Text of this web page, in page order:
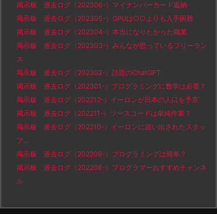
掲示板 過去ログ（202306-）マイナンバーカード返納
掲示板 過去ログ（202305-）GPUは○○よりも入手困難
掲示板 過去ログ（202304-）本当になりたかった職業
掲示板 過去ログ（202303-）みんなが思っているフリーラン
ス
掲示板 過去ログ（202302-）話題のChatGPT
掲示板 過去ログ（202301-）プログラミングに数学は必要？
掲示板 過去ログ（202212-）イーロンが日本の人口を予言
掲示板 過去ログ（202211-）ソースコードは単純作業？
掲示板 過去ログ（202210-）イーロンに追い出されたスタッ
フ…
掲示板 過去ログ（202209-）プログラミングは簡単？
掲示板 過去ログ（202208-）プログラマーおすすめチャンネ
ル